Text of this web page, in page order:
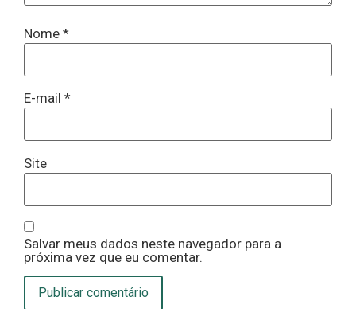
Nome *
E-mail *
Site
Salvar meus dados neste navegador para a
próxima vez que eu comentar.